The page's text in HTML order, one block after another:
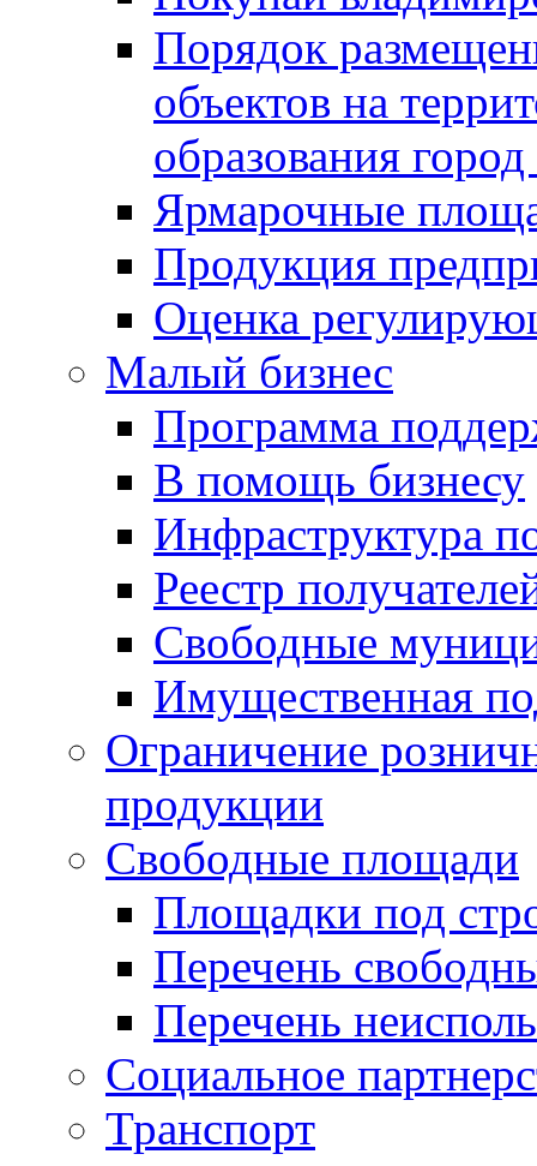
Порядок
объектов на
образования
Ярмарочные
Продукция
Оценка
Малый бизнес
Программа
В помощь бизнесу
Инфраструктура
Реестр
Свободные
Имущественная
Ограничение
продукции
Свободные площади
Площадки под
Перечень
Перечень
Социальное
Транспорт